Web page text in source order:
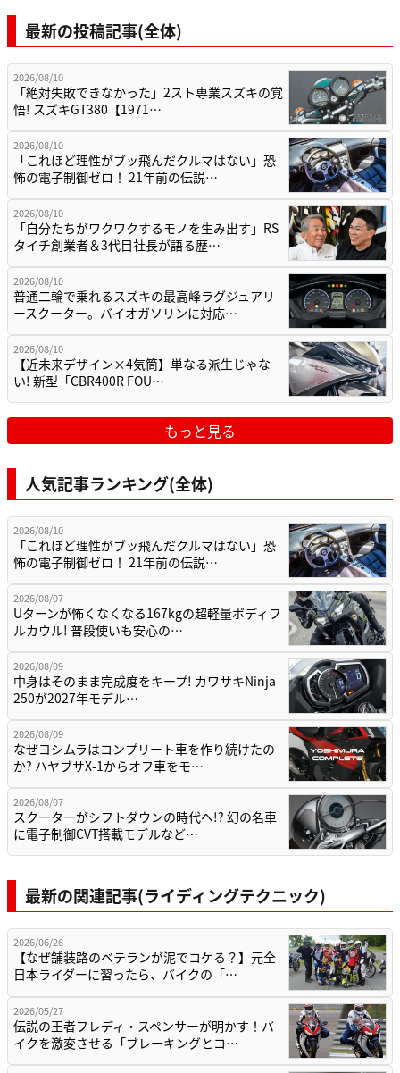
最新の投稿記事(全体)
2026/08/10
「絶対失敗できなかった」2スト専業スズキの覚
悟! スズキGT380【1971…
2026/08/10
「これほど理性がブッ飛んだクルマはない」恐
怖の電子制御ゼロ！ 21年前の伝説…
2026/08/10
「自分たちがワクワクするモノを生み出す」RS
タイチ創業者＆3代目社長が語る歴…
2026/08/10
普通二輪で乗れるスズキの最高峰ラグジュアリ
ースクーター。バイオガソリンに対応…
2026/08/10
【近未来デザイン×4気筒】単なる派生じゃな
い! 新型「CBR400R FOU…
もっと見る
人気記事ランキング(全体)
2026/08/10
「これほど理性がブッ飛んだクルマはない」恐
怖の電子制御ゼロ！ 21年前の伝説…
2026/08/07
Uターンが怖くなくなる167kgの超軽量ボディフ
ルカウル! 普段使いも安心の…
2026/08/09
中身はそのまま完成度をキープ! カワサキNinja
250が2027年モデル…
2026/08/09
なぜヨシムラはコンプリート車を作り続けたの
か? ハヤブサX-1からオフ車をモ…
2026/08/07
スクーターがシフトダウンの時代へ!? 幻の名車
に電子制御CVT搭載モデルなど…
最新の関連記事(ライディングテクニック)
2026/06/26
【なぜ舗装路のベテランが泥でコケる？】元全
日本ライダーに習ったら、バイクの「…
2026/05/27
伝説の王者フレディ・スペンサーが明かす！バ
イクを激変させる「ブレーキングとコ…